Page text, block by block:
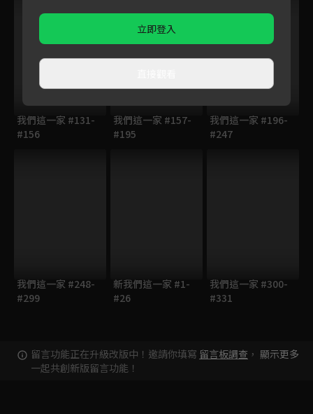
我們這一家 #131-
#156
我們這一家 #157-
#195
我們這一家 #196-
#247
我們這一家 #248-
#299
新我們這一家 #1-
#26
我們這一家 #300-
#331
留言功能正在升級改版中！邀請你填寫 留言板調查 ，
一起共創新版留言功能！
顯示更多
立即登入